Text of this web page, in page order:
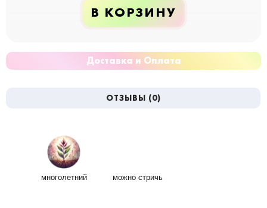
В КОРЗИНУ
Доставка и Оплата
ОТЗЫВЫ (0)
многолетний